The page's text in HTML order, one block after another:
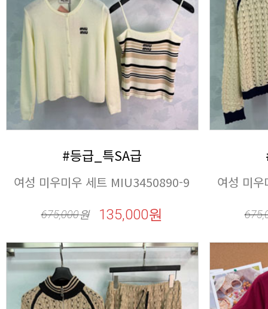
#등급_특SA급
여성 미우미우 세트 MIU3450890-9
675,000원 135,000원
여성 미